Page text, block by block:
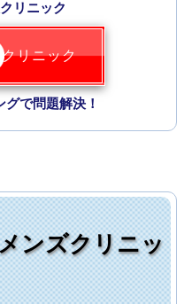
リニック
リニック
グで問題解決！
ンズクリニッ